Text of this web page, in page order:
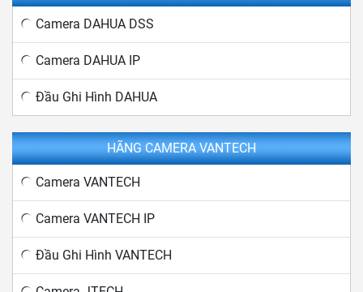
Camera DAHUA DSS
Camera DAHUA IP
Đầu Ghi Hình DAHUA
HÃNG CAMERA VANTECH
Camera VANTECH
Camera VANTECH IP
Đầu Ghi Hình VANTECH